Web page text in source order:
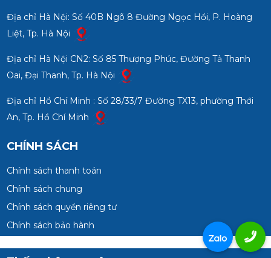
Địa chỉ Hà Nội: Số 40B Ngõ 8 Đường Ngọc Hồi, P. Hoàng
Liệt, Tp. Hà Nội
Địa chỉ Hà Nội CN2: Số 85 Thượng Phúc, Đường Tả Thanh
Oai, Đại Thanh, Tp. Hà Nội
Địa chỉ Hồ Chí Minh : Số 28/33/7 Đường TX13, phường Thới
An, Tp. Hồ Chí Minh
CHÍNH SÁCH
Chính sách thanh toán
Chính sách chung
Chính sách quyền riêng tư
Chính sách bảo hành